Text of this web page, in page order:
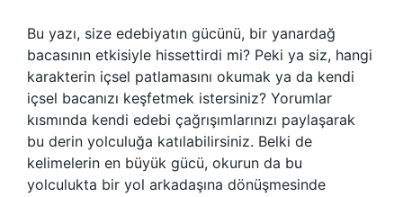
Bu yazı, size edebiyatın gücünü, bir yanardağ
bacasının etkisiyle hissettirdi mi? Peki ya siz, hangi
karakterin içsel patlamasını okumak ya da kendi
içsel bacanızı keşfetmek istersiniz? Yorumlar
kısmında kendi edebi çağrışımlarınızı paylaşarak
bu derin yolculuğa katılabilirsiniz. Belki de
kelimelerin en büyük gücü, okurun da bu
yolculukta bir yol arkadaşına dönüşmesinde